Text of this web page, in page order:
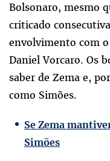
Bolsonaro, mesmo
criticado
envolvimento com
Daniel Vorcaro. Os
saber de Zema e,
como Simões.
Se Zema
Simões